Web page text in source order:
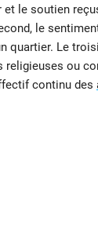
et le soutien
le
quartier. Le
religieuses ou
continu des